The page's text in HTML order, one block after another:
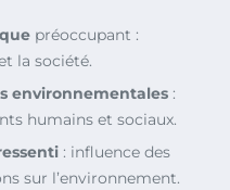
préoccupant :
la société.
environnementales :
humains et sociaux.
: influence des
sur l’environnement.